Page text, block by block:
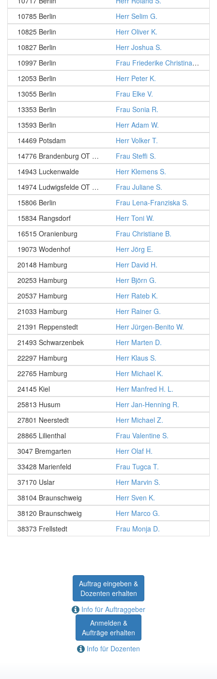
10785 Berlin
Herr Selim G.
10825 Berlin
Herr Oliver K.
10827 Berlin
Herr Joshua S.
10997 Berlin
Frau Friederike Christina B.
12053 Berlin
Herr Peter K.
13055 Berlin
Frau Elke V.
13353 Berlin
Frau Sonia R.
13593 Berlin
Herr Adam W.
14469 Potsdam
Herr Volker T.
14776 Brandenburg OT Gollwitz
Frau Steffi S.
14943 Luckenwalde
Herr Klemens S.
14974 Ludwigsfelde OT Ahrensdorf
Frau Juliane S.
15806 Berlin
Frau Lena-Franziska S.
15834 Rangsdorf
Herr Toni W.
16515 Oranienburg
Frau Christiane B.
19073 Wodenhof
Herr Jörg E.
20148 Hamburg
Herr David H.
20253 Hamburg
Herr Björn G.
20537 Hamburg
Herr Rateb K.
21033 Hamburg
Herr Rainer G.
21391 Reppenstedt
Herr Jürgen-Benito W.
21493 Schwarzenbek
Herr Marten D.
22297 Hamburg
Herr Klaus S.
22765 Hamburg
Herr Michael K.
24145 Kiel
Herr Manfred H. L.
25813 Husum
Herr Jan-Henning R.
27801 Neerstedt
Herr Michael Z.
28865 Lilienthal
Frau Valentine S.
3047 Bremgarten
Herr Olaf H.
33428 Marienfeld
Frau Tugca T.
37170 Uslar
Herr Marvin S.
38104 Braunschweig
Herr Sven K.
38120 Braunschweig
Herr Marco G.
38373 Frellstedt
Frau Monja D.
Auftrag eingeben &
Dozenten erhalten
Info für Auftraggeber
Anmelden &
Aufträge erhalten
Info für Dozenten